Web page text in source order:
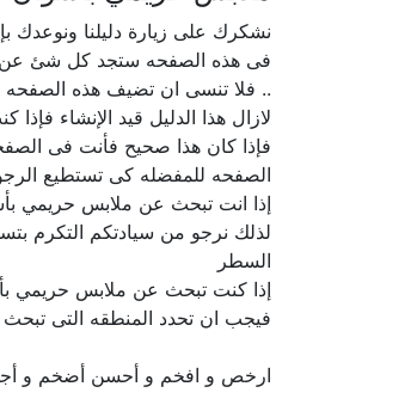
نشكرك على زيارة دليلنا
فى هذه الصفحه ستجد كل شئ عن
.. فلا تنسى ان تضيف هذه الصفحه
لازال هذا الدليل قيد الإنشاء
فإذا كان هذا صحيح فأنت فى
الصفحه للمفضله كى تستطيع
إذا انت تبحث عن ملابس حريمي
لذلك نرجو من سيادتكم التكرم
السطر
إذا كنت تبحث عن ملابس حريمي
فيجب ان تحدد المنطقه التى تبحث
ارخص و افخم و أحسن أضخم و